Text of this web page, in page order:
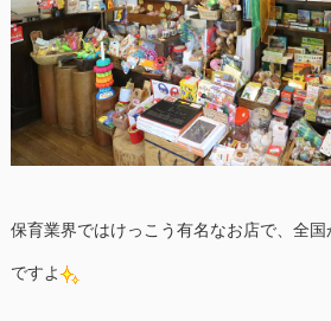
保育業界ではけっこう有名なお店で、全
ですよ